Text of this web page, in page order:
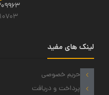
لینک های مفید
حریم خصوصی
پرداخت و دریافت